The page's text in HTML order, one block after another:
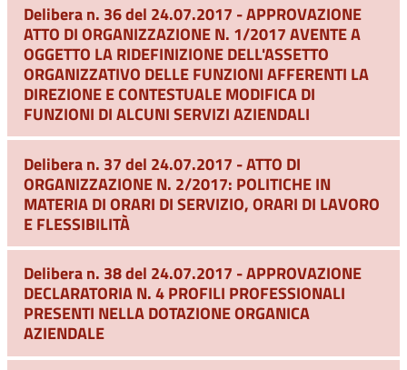
Delibera n. 36 del 24.07.2017 - APPROVAZIONE
ATTO DI ORGANIZZAZIONE N. 1/2017 AVENTE A
OGGETTO LA RIDEFINIZIONE DELL'ASSETTO
ORGANIZZATIVO DELLE FUNZIONI AFFERENTI LA
DIREZIONE E CONTESTUALE MODIFICA DI
FUNZIONI DI ALCUNI SERVIZI AZIENDALI
Delibera n. 37 del 24.07.2017 - ATTO DI
ORGANIZZAZIONE N. 2/2017: POLITICHE IN
MATERIA DI ORARI DI SERVIZIO, ORARI DI LAVORO
E FLESSIBILITÀ
Delibera n. 38 del 24.07.2017 - APPROVAZIONE
DECLARATORIA N. 4 PROFILI PROFESSIONALI
PRESENTI NELLA DOTAZIONE ORGANICA
AZIENDALE